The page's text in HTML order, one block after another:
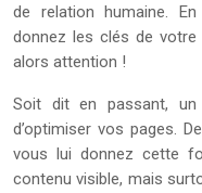
de relation humaine.
donnez les clés de
alors attention !
Soit dit en passant, un
d’optimiser vos pages.
vous lui donnez cette
contenu visible, mais